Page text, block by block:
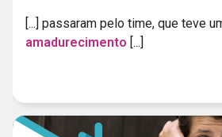
[...] passaram pelo time, que teve
amadurecimento [...]